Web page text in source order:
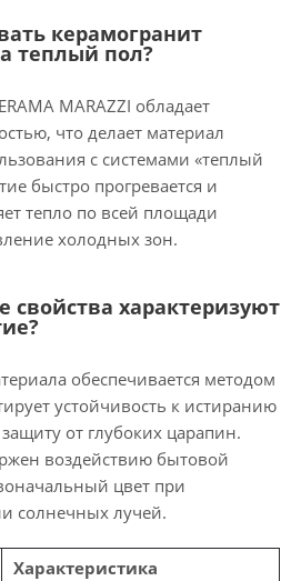
керамогранит
теплый пол?
MARAZZI обладает
что делает материал
с системами «теплый
быстро прогревается и
тепло по всей площади
холодных зон.
свойства характеризуют
обеспечивается методом
устойчивость к истиранию
защиту от глубоких царапин.
воздействию бытовой
цвет при
солнечных лучей.
Характеристика